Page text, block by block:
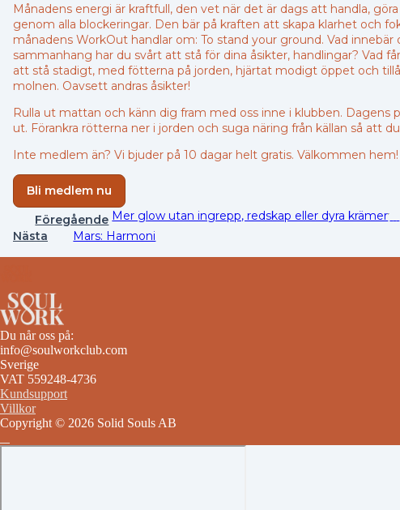
Månadens energi är kraftfull, den vet när det är dags att handla,
genom alla blockeringar. Den bär på kraften att skapa klarhet och
månadens WorkOut handlar om: To stand your ground. Vad
sammanhang har du svårt att stå för dina åsikter, handlingar? Vad
att stå stadigt, med fötterna på jorden, hjärtat modigt öppet och
molnen. Oavsett andras åsikter!
Rulla ut mattan och känn dig fram med oss inne i klubben. Dagens
ut. Förankra rötterna ner i jorden och suga näring från källan så att
Inte medlem än? Vi bjuder på 10 dagar helt gratis. Välkommen hem!
Bli medlem nu
Föregående Mer glow utan ingrepp, redskap eller dyra krämer
Nästa
Mars: Harmoni
Du når oss på:
info@soulworkclub.com
Sverige
VAT 559248-4736
Kundsupport
Villkor
Copyright © 2026 Solid Souls AB